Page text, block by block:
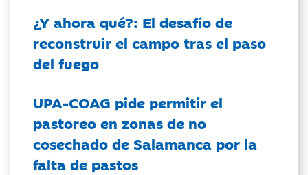
¿Y ahora qué?: El desafío de
reconstruir el campo tras el paso
del fuego
UPA-COAG pide permitir el
pastoreo en zonas de no
cosechado de Salamanca por la
falta de pastos